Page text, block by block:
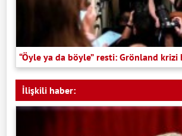
“Öyle ya da böyle” resti: Grönland
İlişkili haber: